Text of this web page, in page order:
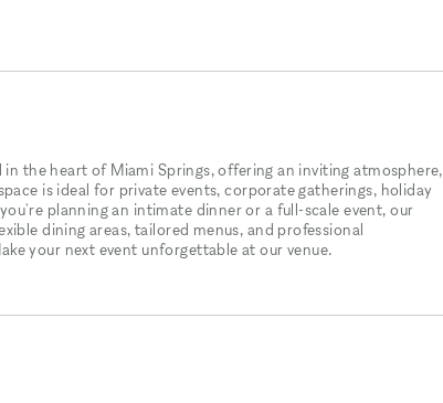
the heart of Miami Springs, offering an inviting atmosphere,
is ideal for private events, corporate gatherings, holiday
planning an intimate dinner or a full-scale event, our
dining areas, tailored menus, and professional
your next event unforgettable at our venue.